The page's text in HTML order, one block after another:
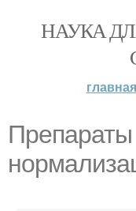
НАУКА
главная